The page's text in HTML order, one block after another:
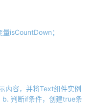
isCountDown；
内容，并将Text组件实例
if条件，创建true条